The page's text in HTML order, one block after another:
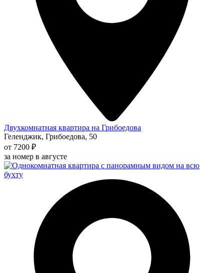
Двухкомнатная квартира на Грибоедова
Геленджик, Грибоедова, 50
от 7200 ₽
за номер в августе